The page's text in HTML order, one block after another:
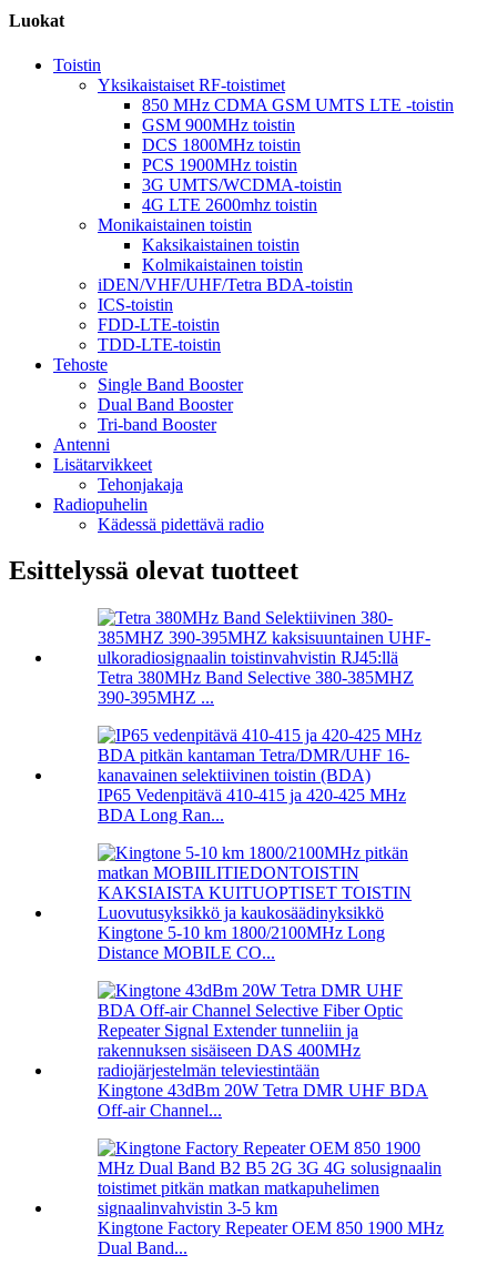
Luokat
Toistin
Yksikaistaiset RF-toistimet
850 MHz CDMA GSM UMTS LTE -toistin
GSM 900MHz toistin
DCS 1800MHz toistin
PCS 1900MHz toistin
3G UMTS/WCDMA-toistin
4G LTE 2600mhz toistin
Monikaistainen toistin
Kaksikaistainen toistin
Kolmikaistainen toistin
iDEN/VHF/UHF/Tetra BDA-toistin
ICS-toistin
FDD-LTE-toistin
TDD-LTE-toistin
Tehoste
Single Band Booster
Dual Band Booster
Tri-band Booster
Antenni
Lisätarvikkeet
Tehonjakaja
Radiopuhelin
Kädessä pidettävä radio
Esittelyssä olevat tuotteet
Tetra 380MHz Band Selective 380-385MHZ
390-395MHZ ...
IP65 Vedenpitävä 410-415 ja 420-425 MHz
BDA Long Ran...
Kingtone 5-10 km 1800/2100MHz Long
Distance MOBILE CO...
Kingtone 43dBm 20W Tetra DMR UHF BDA
Off-air Channel...
Kingtone Factory Repeater OEM 850 1900 MHz
Dual Band...